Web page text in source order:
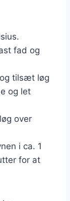
fad og
tilsæt løg
og let
over
i ca. 1
for at